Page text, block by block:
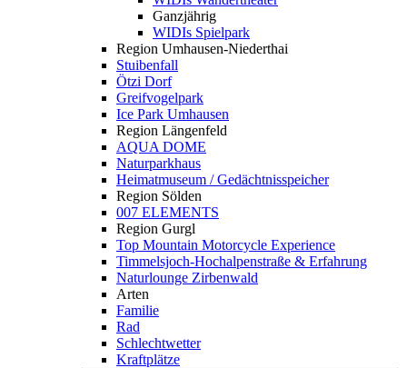
Ganzjährig
WIDIs Spielpark
Region Umhausen-Niederthai
Stuibenfall
Ötzi Dorf
Greifvogelpark
Ice Park Umhausen
Region Längenfeld
AQUA DOME
Naturparkhaus
Heimatmuseum / Gedächtnisspeicher
Region Sölden
007 ELEMENTS
Region Gurgl
Top Mountain Motorcycle Experience
Timmelsjoch-Hochalpenstraße & Erfahrung
Naturlounge Zirbenwald
Arten
Familie
Rad
Schlechtwetter
Kraftplätze